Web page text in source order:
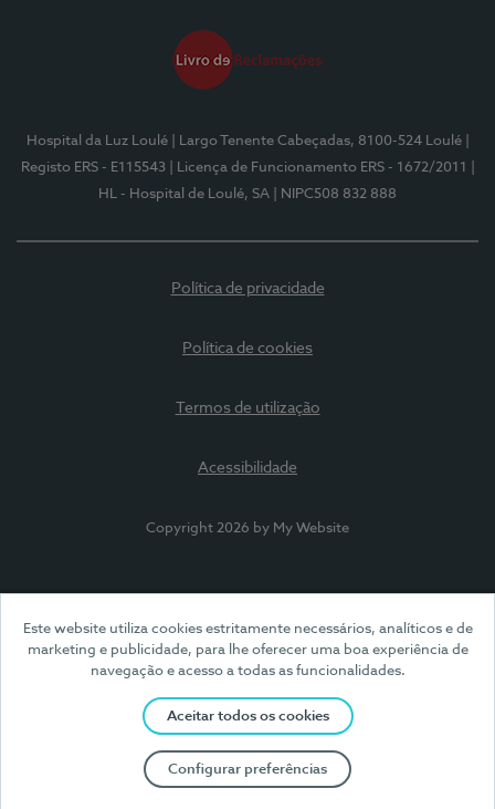
Este website utiliza cookies estritamente necessários, analíticos e de
marketing e publicidade, para lhe oferecer uma boa experiência de
navegação e acesso a todas as funcionalidades.
Aceitar todos os cookies
Configurar preferências
Hospital da Luz Loulé | Largo Tenente Cabeçadas, 8100-524 Loulé
Registo ERS - E115543
| Licença de Funcionamento ERS - 1672/2011
HL - Hospital de Loulé, SA
| NIPC508 832 888
Política de privacidade
Política de cookies
Termos de utilização
Acessibilidade
Copyright 2026 by My Website